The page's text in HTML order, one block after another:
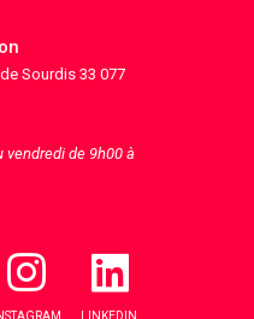
Sourdis 33 077
vendredi de 9h00 à
LINKEDIN